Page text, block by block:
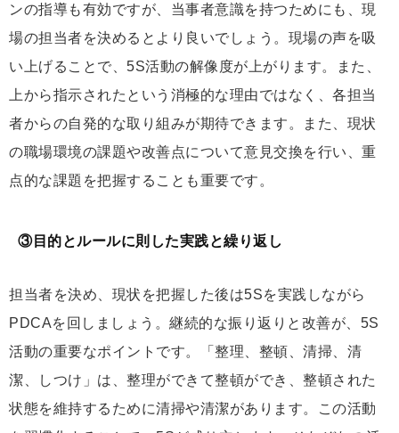
ンの指導も有効ですが、当事者意識を持つためにも、現
場の担当者を決めるとより良いでしょう。現場の声を吸
い上げることで、5S活動の解像度が上がります。また、
上から指示されたという消極的な理由ではなく、各担当
者からの自発的な取り組みが期待できます。また、現状
の職場環境の課題や改善点について意見交換を行い、重
点的な課題を把握することも重要です。
③目的とルールに則した実践と繰り返し
担当者を決め、現状を把握した後は5Sを実践しながら
PDCAを回しましょう。継続的な振り返りと改善が、5S
活動の重要なポイントです。「整理、整頓、清掃、清
潔、しつけ」は、整理ができて整頓ができ、整頓された
状態を維持するために清掃や清潔があります。この活動